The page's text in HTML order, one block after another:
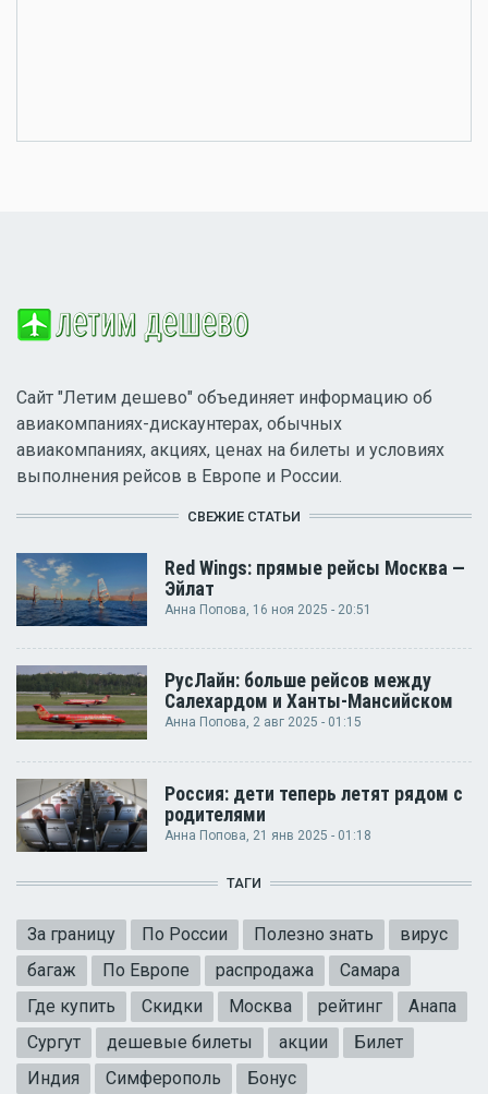
Сайт "Летим дешево" объединяет информацию об
авиакомпаниях-дискаунтерах, обычных
авиакомпаниях, акциях, ценах на билеты и условиях
выполнения рейсов в Европе и России.
СВЕЖИЕ СТАТЬИ
Red Wings: прямые рейсы Москва —
Эйлат
Анна Попова, 16 ноя 2025 - 20:51
РусЛайн: больше рейсов между
Салехардом и Ханты-Мансийском
Анна Попова, 2 авг 2025 - 01:15
Россия: дети теперь летят рядом с
родителями
Анна Попова, 21 янв 2025 - 01:18
ТАГИ
За границу По России Полезно знать
вирус
багаж
По Европе распродажа
Самара
Где купить
Скидки Москва рейтинг
Анапа
Сургут
дешевые билеты акции
Билет
Индия
Симферополь Бонус